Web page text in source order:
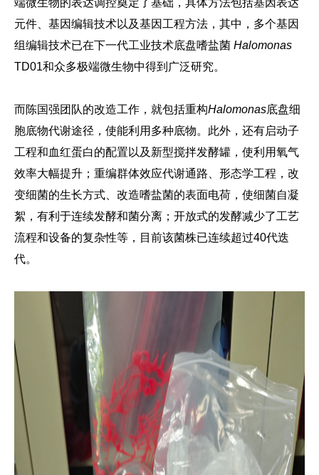
端微生物的表达调控奠定了基础，具体方法包括基因表达
元件、基因编辑技术以及基因工程方法，其中，多个基因
组编辑技术已在下一代工业技术底盘嗜盐菌 Halomonas
TD01和众多极端微生物中得到广泛研究。
而陈国强团队的改造工作，就包括重构Halomonas底盘细
胞底物代谢途径，使能利用多种底物。此外，还有启动子
工程和血红蛋白的配置以及新型搅拌发酵罐，使利用氧气
效率大幅提升；重编群体效应代谢通路、形态学工程，改
变细菌的生长方式、改造嗜盐菌的表面电荷，使细菌自凝
絮，有利于连续发酵和菌分离；开放式的发酵减少了工艺
流程和设备的复杂性等， 目前该菌株已连续超过40代迭
代。